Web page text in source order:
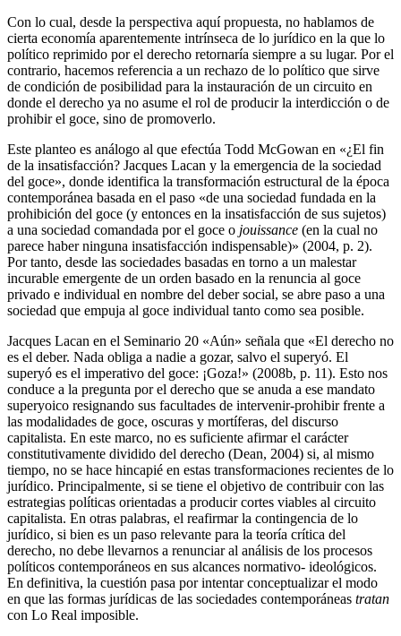
Con lo cual, desde la perspectiva aquí propuesta, no hablamos de
cierta economía aparentemente intrínseca de lo jurídico en la que lo
político reprimido por el derecho retornaría siempre a su lugar. Por el
contrario, hacemos referencia a un rechazo de lo político que sirve
de condición de posibilidad para la instauración de un circuito en
donde el derecho ya no asume el rol de producir la interdicción o de
prohibir el goce, sino de promoverlo.
Este planteo es análogo al que efectúa Todd McGowan en «¿El fin
de la insatisfacción? Jacques Lacan y la emergencia de la sociedad
del goce», donde identifica la transformación estructural de la época
contemporánea basada en el paso «de una sociedad fundada en la
prohibición del goce (y entonces en la insatisfacción de sus sujetos)
a una sociedad comandada por el goce o jouissance (en la cual no
parece haber ninguna insatisfacción indispensable)» (2004, p. 2).
Por tanto, desde las sociedades basadas en torno a un malestar
incurable emergente de un orden basado en la renuncia al goce
privado e individual en nombre del deber social, se abre paso a una
sociedad que empuja al goce individual tanto como sea posible.
Jacques Lacan en el Seminario 20 «Aún» señala que «El derecho no
es el deber. Nada obliga a nadie a gozar, salvo el superyó. El
superyó es el imperativo del goce: ¡Goza!» (2008b, p. 11). Esto nos
conduce a la pregunta por el derecho que se anuda a ese mandato
superyoico resignando sus facultades de intervenir-prohibir frente a
las modalidades de goce, oscuras y mortíferas, del discurso
capitalista. En este marco, no es suficiente afirmar el carácter
constitutivamente dividido del derecho (Dean, 2004) si, al mismo
tiempo, no se hace hincapié en estas transformaciones recientes de lo
jurídico. Principalmente, si se tiene el objetivo de contribuir con las
estrategias políticas orientadas a producir cortes viables al circuito
capitalista. En otras palabras, el reafirmar la contingencia de lo
jurídico, si bien es un paso relevante para la teoría crítica del
derecho, no debe llevarnos a renunciar al análisis de los procesos
políticos contemporáneos en sus alcances normativo- ideológicos.
En definitiva, la cuestión pasa por intentar conceptualizar el modo
en que las formas jurídicas de las sociedades contemporáneas tratan
con Lo Real imposible.